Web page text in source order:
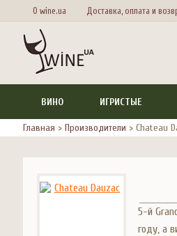
О wine.ua Доставка, оплата и
ВИНО ИГРИСТЫЕ
Главная > Производители > Chateau
5-й
году, а